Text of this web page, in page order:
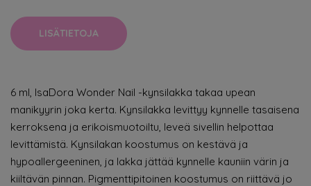
LISÄTIETOJA
6 ml, IsaDora Wonder Nail -kynsilakka takaa upean
manikyyrin joka kerta. Kynsilakka levittyy kynnelle tasaisena
kerroksena ja erikoismuotoiltu, leveä sivellin helpottaa
levittämistä. Kynsilakan koostumus on kestävä ja
hypoallergeeninen, ja lakka jättää kynnelle kauniin värin ja
kiiltävän pinnan. Pigmenttipitoinen koostumus on riittävä jo